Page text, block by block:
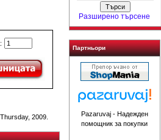
2009.
Разширено търсене
Партньори
Pazaruvaj - Надежден
помощник за покупки